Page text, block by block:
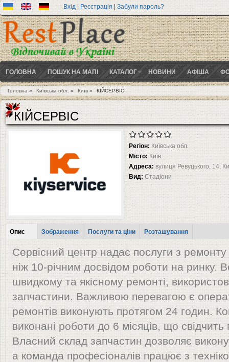
Вхід | Реєстрація|Забули пароль?
ГОЛОВНА ПОШУК НА МАПІ КАТАЛОГ НОВИНИ АФІША
Ви є тут
Головна» Київська обл. » Київ » КІЙСЕРВІС
КІЙСЕРВІС
Регіон: Київська обл.
Місто: Київ
Адреса: вулиця Ревуцького, 14,
Вид:Стадіони
Tabs
Опис
(активна
вкладка)
Зображення Послуги та ціни Розташування
Сервісний центр надає послуги з ремонту
ніж 10-річним досвідом роботи на ринку.
швидкому та якісному ремонті,
запчастини. Важливою перевагою є
ремонтів виконують протягом 24 годин.
виконані роботи до 6 місяців, що свідчить
Власний склад запчастин дозволяє
а команда професіоналів працює з